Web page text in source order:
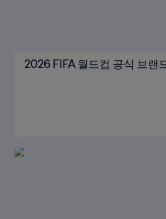
2026 FIFA 월드컵 공식 브랜